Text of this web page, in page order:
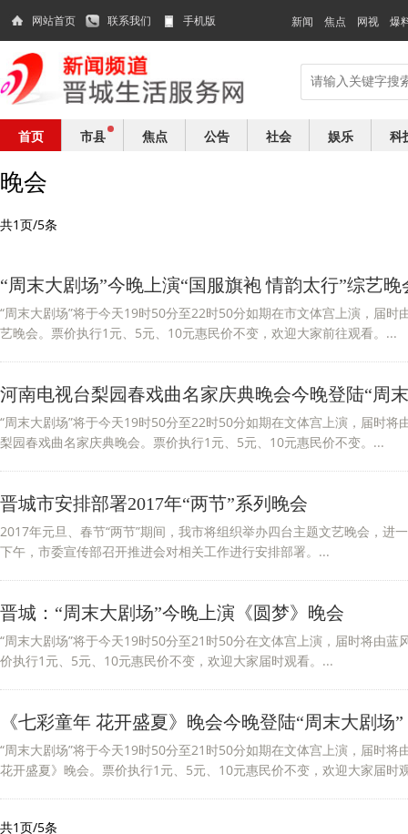
网站首页 联系我们 手机版 新闻 焦点 网视 爆
首页 市县 焦点 公告 社会 娱乐 科
晚会
共1页/5条
“周末大剧场”今晚上演“国服旗袍 情韵太行”综艺晚
“周末大剧场”将于今天19时50分至22时50分如期在市文体宫上演，届时
艺晚会。票价执行1元、5元、10元惠民价不变，欢迎大家前往观看。...
河南电视台梨园春戏曲名家庆典晚会今晚登陆“周
“周末大剧场”将于今天19时50分至22时50分如期在文体宫上演，届时
梨园春戏曲名家庆典晚会。票价执行1元、5元、10元惠民价不变。...
晋城市安排部署2017年“两节”系列晚会
2017年元旦、春节“两节”期间，我市将组织举办四台主题文艺晚会，进
下午，市委宣传部召开推进会对相关工作进行安排部署。...
晋城：“周末大剧场”今晚上演《圆梦》晚会
“周末大剧场”将于今天19时50分至21时50分在文体宫上演，届时将由
价执行1元、5元、10元惠民价不变，欢迎大家届时观看。...
《七彩童年 花开盛夏》晚会今晚登陆“周末大剧场”
“周末大剧场”将于今天19时50分至21时50分如期在文体宫上演，届时
花开盛夏》晚会。票价执行1元、5元、10元惠民价不变，欢迎大家届时
共1页/5条